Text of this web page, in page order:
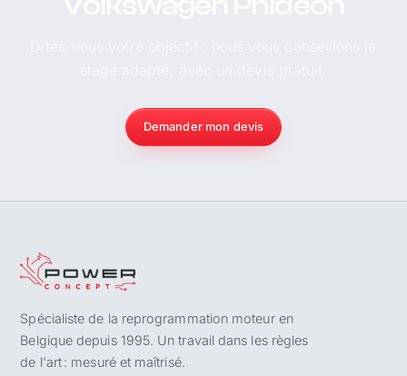
Demander mon devis
Spécialiste de la reprogrammation moteur en
Belgique depuis 1995. Un travail dans les règles
de l'art : mesuré et maîtrisé.